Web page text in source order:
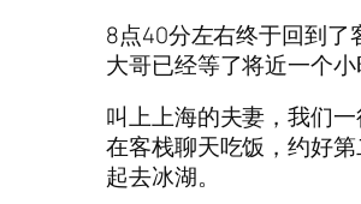
8点40分左右终于回到了
大哥已经等了将近一个小
叫上上海的夫妻，我们
在客栈聊天吃饭，约好
起去冰湖。